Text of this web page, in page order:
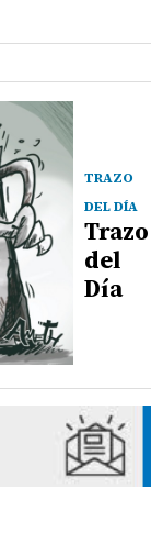
TRAZO
DEL DÍA
Trazo
del
Día